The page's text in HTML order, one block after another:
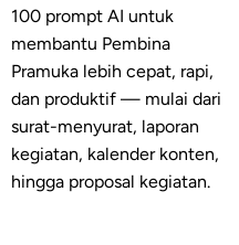
100 prompt AI untuk
membantu Pembina
Pramuka lebih cepat, rapi,
dan produktif — mulai dari
surat-menyurat, laporan
kegiatan, kalender konten,
hingga proposal kegiatan.